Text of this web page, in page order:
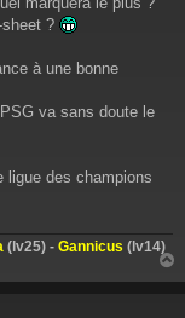
?
à une bonne
va sans doute le
ligue des champions
(lv25) - Gannicus (lv14)
a